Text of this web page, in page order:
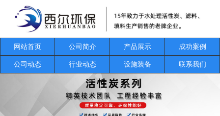
网站首页 公司简介 产品展示 成功案例
公司动态 行业动态 设施装备 联系我们